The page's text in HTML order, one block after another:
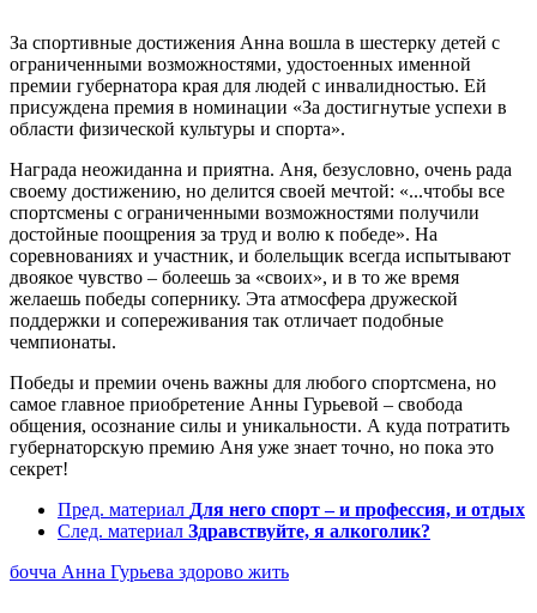
За спортивные достижения Анна вошла в шестерку детей с
ограниченными возможностями, удостоенных именной
премии губернатора края для людей с инвалидностью. Ей
присуждена премия в номинации «За достигнутые успехи в
области физической культуры и спорта».
Награда неожиданна и приятна. Аня, безусловно, очень рада
своему достижению, но делится своей мечтой: «...чтобы все
спортсмены с ограниченными возможностями получили
достойные поощрения за труд и волю к победе». На
соревнованиях и участник, и болельщик всегда испытывают
двоякое чувство – болеешь за «своих», и в то же время
желаешь победы сопернику. Эта атмосфера дружеской
поддержки и сопереживания так отличает подобные
чемпионаты.
Победы и премии очень важны для любого спортсмена, но
самое главное приобретение Анны Гурьевой – свобода
общения, осознание силы и уникальности. А куда потратить
губернаторскую премию Аня уже знает точно, но пока это
секрет!
Пред. материал Для него спорт – и профессия, и отдых
След. материал Здравствуйте, я алкоголик?
бочча Анна Гурьева здорово жить